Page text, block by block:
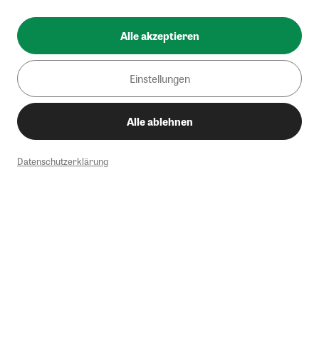
Alle akzeptieren
Einstellungen
Alle ablehnen
Datenschutzerklärung